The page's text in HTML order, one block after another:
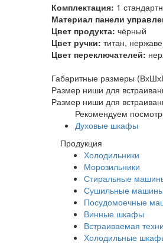
Комплектация: 1
Материал панели
Цвет продукта: чёрный
Цвет ручки: титан,
Цвет переключателей:
Габаритные размеры
Размер ниши для
Размер ниши для
Рекомендуем
Духовые шкафы
Продукция
Холодильники
Морозильники
Стиральные
Сушильные машины
Посудомоечные
Винные шкафы
Встраиваемая
Холодильные